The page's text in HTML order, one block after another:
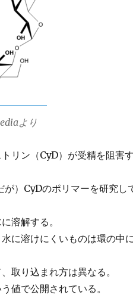
より
リン（CyD）が受精を阻害
）CyDのポリマーを研究し
溶解する。
に溶けにくいものは環の中に
取り込まれ方は異なる。
値で公開されている。